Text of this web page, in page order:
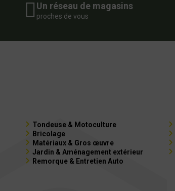
Un réseau de magasins
proches de vous
Tondeuse & Motoculture
Bricolage
Matériaux & Gros œuvre
Jardin & Aménagement extérieur
Remorque & Entretien Auto